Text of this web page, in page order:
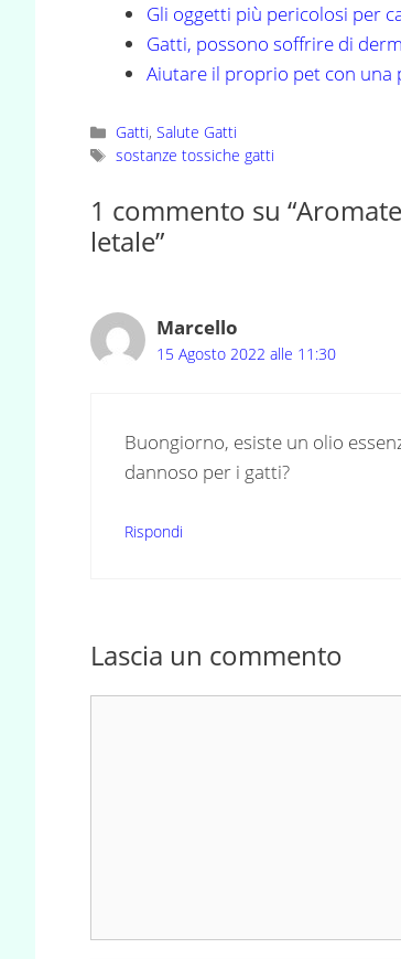
Gli oggetti più pericolosi per
Gatti, possono soffrire di
Aiutare il proprio pet con una
Categorie
Gatti,Salute Gatti
Tag
sostanze tossiche gatti
1 commento su
letale”
Marcello
15 Agosto 2022 alle 11:30
Buongiorno, esiste un olio
dannoso per i gatti?
Rispondi
Lascia un commento